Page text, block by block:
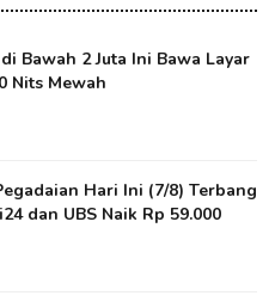
Bawah 2 Juta Ini Bawa Layar
Nits Mewah
Hari Ini (7/8) Terbang
dan UBS Naik Rp 59.000